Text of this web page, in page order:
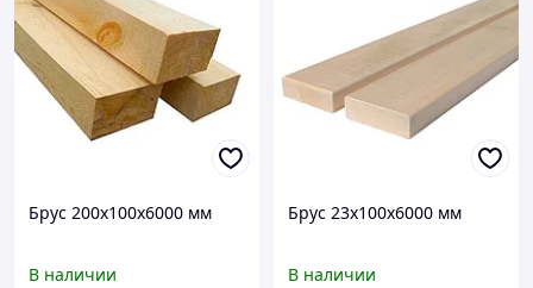
Брус 200х100х6000 мм
В наличии
Брус 23х100х6000 мм
В наличии